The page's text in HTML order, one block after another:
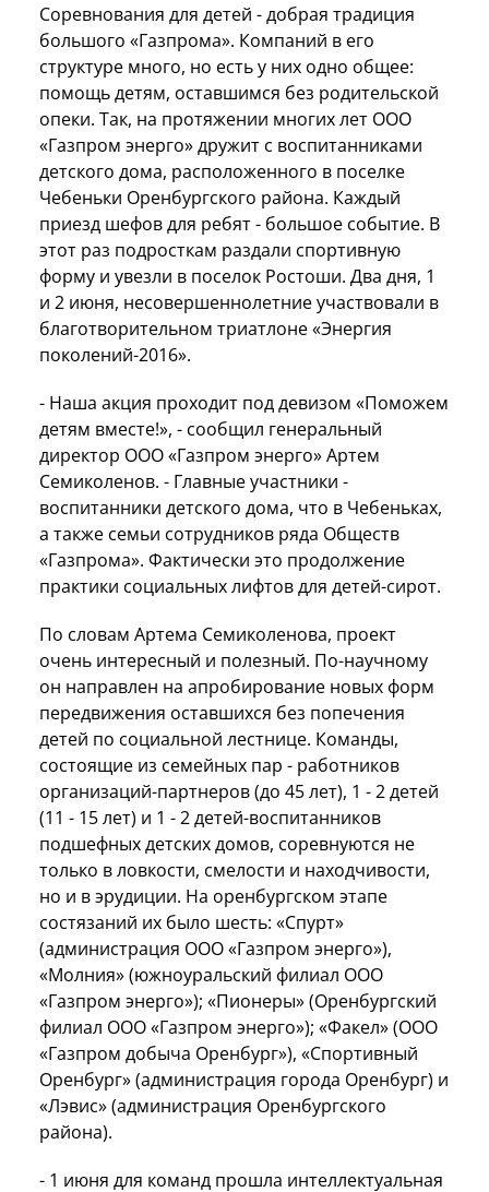
Соревнования для детей - добрая традиция
большого «Газпрома». Компаний в его
структуре много, но есть у них одно общее:
помощь детям, оставшимся без родительской
опеки. Так, на протяжении многих лет ООО
«Газпром энерго» дружит с воспитанниками
детского дома, расположенного в поселке
Чебеньки Оренбургского района. Каждый
приезд шефов для ребят - большое событие. В
этот раз подросткам раздали спортивную
форму и увезли в поселок Ростоши. Два дня, 1
и 2 июня, несовершеннолетние участвовали в
благотворительном триатлоне «Энергия
поколений-2016».
- Наша акция проходит под девизом «Поможем
детям вместе!», - сообщил генеральный
директор ООО «Газпром энерго» Артем
Семиколенов. - Главные участники -
воспитанники детского дома, что в Чебеньках,
а также семьи сотрудников ряда Обществ
«Газпрома». Фактически это продолжение
практики социальных лифтов для детей-сирот.
По словам Артема Семиколенова, проект
очень интересный и полезный. По-научному
он направлен на апробирование новых форм
передвижения оставшихся без попечения
детей по социальной лестнице. Команды,
состоящие из семейных пар - работников
организаций-партнеров (до 45 лет), 1 - 2 детей
(11 - 15 лет) и 1 - 2 детей-воспитанников
подшефных детских домов, соревнуются не
только в ловкости, смелости и находчивости,
но и в эрудиции. На оренбургском этапе
состязаний их было шесть: «Спурт»
(администрация ООО «Газпром энерго»),
«Молния» (южноуральский филиал ООО
«Газпром энерго»); «Пионеры» (Оренбургский
филиал ООО «Газпром энерго»); «Факел» (ООО
«Газпром добыча Оренбург»), «Спортивный
Оренбург» (администрация города Оренбург) и
«Лэвис» (администрация Оренбургского
района).
- 1 июня для команд прошла интеллектуальная